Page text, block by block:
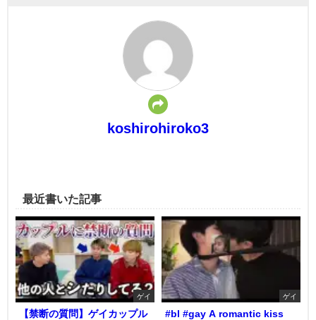
koshirohiroko3
最近書いた記事
ゲイ
【禁断の質問】ゲイカップル
ゲイ
#bl #gay A romantic kiss